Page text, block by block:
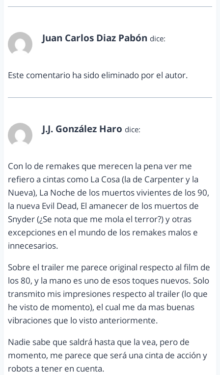
Juan Carlos Diaz Pabón dice:
Este comentario ha sido eliminado por el autor.
J.J. González Haro dice:
Con lo de remakes que merecen la pena ver me
refiero a cintas como La Cosa (la de Carpenter y la
Nueva), La Noche de los muertos vivientes de los 90,
la nueva Evil Dead, El amanecer de los muertos de
Snyder (¿Se nota que me mola el terror?) y otras
excepciones en el mundo de los remakes malos e
innecesarios.
Sobre el trailer me parece original respecto al film de
los 80, y la mano es uno de esos toques nuevos. Solo
transmito mis impresiones respecto al trailer (lo que
he visto de momento), el cual me da mas buenas
vibraciones que lo visto anteriormente.
Nadie sabe que saldrá hasta que la vea, pero de
momento, me parece que será una cinta de acción y
robots a tener en cuenta.